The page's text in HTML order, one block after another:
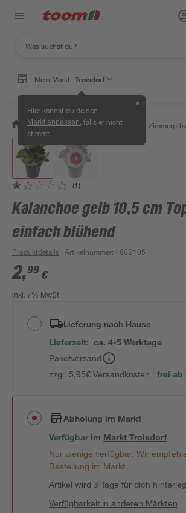
Mein Markt: Troisdorf
Hier kannst du deinen
Markt anpassen , falls er nicht
stimmt.
✕
/ Garten & Freizeit / Pflanzen
(1)
Kalanchoe gelb 10,5 cm
einfach blühend
Produktdetails | Artikelnummer:4602105
2,99 €
inkl. 7% MwSt.
Lieferung nach Hause
Lieferzeit: ca. 4-5 Werktage
Paketversand
zzgl. 5,95€ Versandkosten | frei ab
Abholung im Markt
Verfügbar im MarktTroisdorf
Nur wenige verfügbar. Wir
Bestellung im Markt.
Artikel wird 3 Tage für dich
Verfügbarkeit in anderen Märkten